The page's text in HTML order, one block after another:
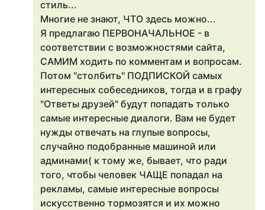
стиль...
​Многие не знают, ЧТО здесь можно...
Я предлагаю ПЕРВОНАЧАЛЬНОЕ - в
соответствии с возможностями сайта,
САМИМ ходить по комментам и вопросам.
Потом "столбить" ПОДПИСКОЙ самых
интересных собеседников, тогда и в графу
"Ответы друзей" будут попадать только
самые интересные диалоги. Вам не будет
нужды отвечать на глупые вопросы,
случайно подобранные машиной или
админами( к тому же, бывает, что ради
того, чтобы человек ЧАЩЕ попадал на
рекламы, самые интересные вопросы
искусственно тормозятся и их можно